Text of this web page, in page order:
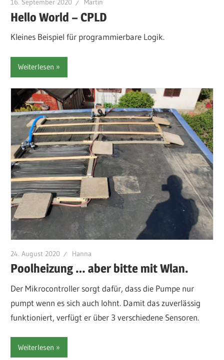
16. September 2020 Martin
Hello World – CPLD
Kleines Beispiel für programmierbare Logik.
Weiterlesen
24. August 2020 Hanna
Poolheizung … aber bitte mit Wlan.
Der Mikrocontroller sorgt dafür, dass die Pumpe nur
pumpt wenn es sich auch lohnt. Damit das zuverlässig
funktioniert, verfügt er über 3 verschiedene Sensoren.
Weiterlesen